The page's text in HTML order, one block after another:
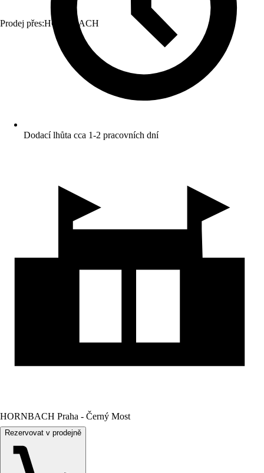
Prodej přes:HORNBACH
Dodací lhůta cca 1-2 pracovních dní
HORNBACH Praha - Černý Most
Rezervovat v prodejně